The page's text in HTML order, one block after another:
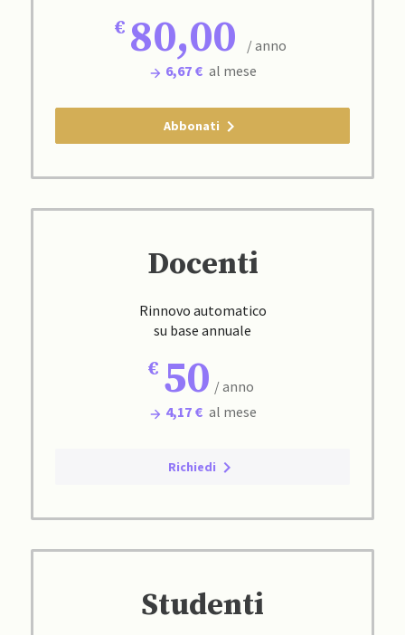
80,00
/ anno
6,67 € al mese
Abbonati
Docenti
Rinnovo automatico
su base annuale
50 / anno
4,17 € al mese
Richiedi
Studenti